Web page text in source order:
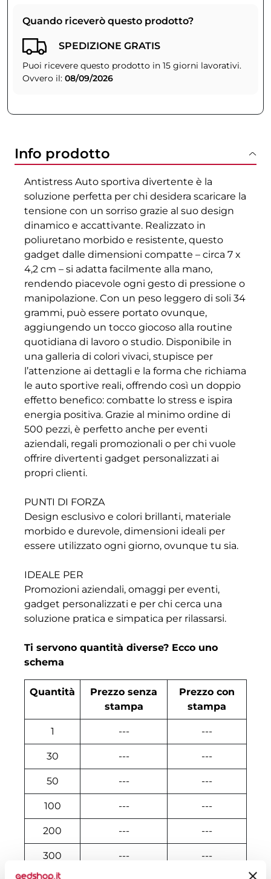
Quando riceverò questo prodotto?
SPEDIZIONE GRATIS
Puoi ricevere questo prodotto in 15 giorni lavorativi.
Ovvero il: 08/09/2026
Info prodotto
Antistress Auto sportiva divertente è la
soluzione perfetta per chi desidera scaricare la
tensione con un sorriso grazie al suo design
dinamico e accattivante. Realizzato in
poliuretano morbido e resistente, questo
gadget dalle dimensioni compatte – circa 7 x
4,2 cm – si adatta facilmente alla mano,
rendendo piacevole ogni gesto di pressione o
manipolazione. Con un peso leggero di soli 34
grammi, può essere portato ovunque,
aggiungendo un tocco giocoso alla routine
quotidiana di lavoro o studio. Disponibile in
una galleria di colori vivaci, stupisce per
l’attenzione ai dettagli e la forma che richiama
le auto sportive reali, offrendo così un doppio
effetto benefico: combatte lo stress e ispira
energia positiva. Grazie al minimo ordine di
500 pezzi, è perfetto anche per eventi
aziendali, regali promozionali o per chi vuole
offrire divertenti gadget personalizzati ai
propri clienti.
PUNTI DI FORZA
Design esclusivo e colori brillanti, materiale
morbido e durevole, dimensioni ideali per
essere utilizzato ogni giorno, ovunque tu sia.
IDEALE PER
Promozioni aziendali, omaggi per eventi,
gadget personalizzati e per chi cerca una
soluzione pratica e simpatica per rilassarsi.
Ti servono quantità diverse? Ecco uno
schema
Quantità
Prezzo senza
stampa
Prezzo con
stampa
1 --- ---
30 --- ---
50 --- ---
100 --- ---
200 --- ---
300 --- ---